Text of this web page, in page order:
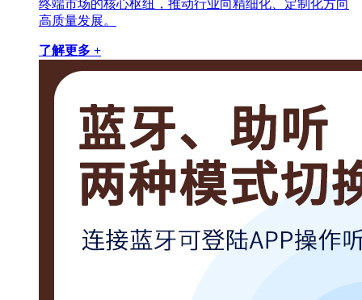
终端市场的核心枢纽，推动行业向精细化、定制化方向
高质量发展。
了解更多 +